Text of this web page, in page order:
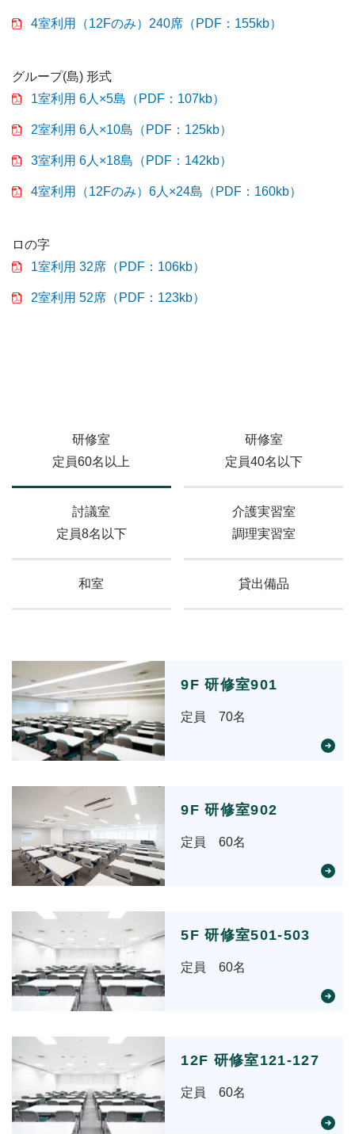
4室利用（12Fのみ）240席（PDF：155kb）
グループ(島) 形式
1室利用 6人×5島（PDF：107kb）
2室利用 6人×10島（PDF：125kb）
3室利用 6人×18島（PDF：142kb）
4室利用（12Fのみ）6人×24島（PDF：160kb）
ロの字
1室利用 32席（PDF：106kb）
2室利用 52席（PDF：123kb）
研修室
定員60名以上
研修室
定員40名以下
討議室
定員8名以下
介護実習室
調理実習室
和室 貸出備品
9F 研修室901
定員 70名
9F 研修室902
定員 60名
5F 研修室501-503
定員 60名
12F 研修室121-127
定員 60名